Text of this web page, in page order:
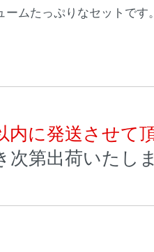
ームたっぷりなセットです。
内に発送させて
次第出荷いたしま